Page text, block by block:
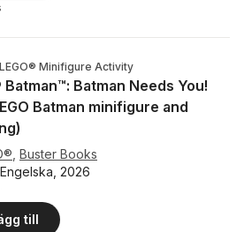
Minifigure Activity
Batman™: Batman Needs You!
Batman minifigure and
Buster Books
2026
till